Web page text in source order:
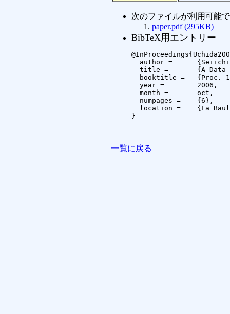
次のファイルが利用可能
paper.pdf (295KB)
BibTeX用エントリー
  author =	{Seiichi Uchida and Kazuhiro Tanaka and Masakazu Iwamura and Shinichiro Omachi and Koichi Kise},
  title =	{A Data-Embedding Pen},
  booktitle =	{Proc. 10th International Workshop on Frontiers in Handwriting Recognition (IWFHR2006)},
  year =	2006,
  month =	oct,
  numpages =	{6},
  location =	{La Baule, France}
}
一覧に戻る